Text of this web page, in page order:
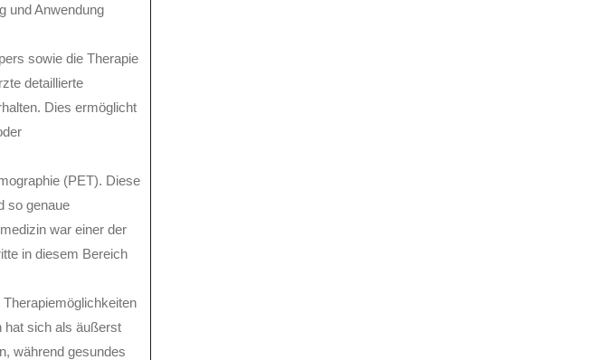
und Anwendung
sowie die Therapie
detaillierte
Dies ermöglicht
(PET). Diese
so genaue
war einer der
in diesem Bereich
hat sich als äußerst
während gesundes